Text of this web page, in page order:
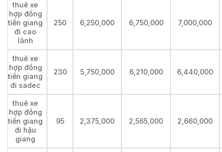
thuê xe
hợp đồng
tiền giang
đi cao
lãnh
250 6,250,000 6,750,000 7,000,000
thuê xe
hợp đồng
tiền giang
đi sadec
230 5,750,000 6,210,000 6,440,000
thuê xe
hợp đồng
tiền giang
đi hậu
giang
95 2,375,000 2,565,000 2,660,000